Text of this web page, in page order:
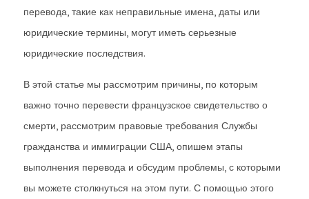
перевода, такие как неправильные имена, даты или
юридические термины, могут иметь серьезные
юридические последствия.
В этой статье мы рассмотрим причины, по которым
важно точно перевести французское свидетельство о
смерти, рассмотрим правовые требования Службы
гражданства и иммиграции США, опишем этапы
выполнения перевода и обсудим проблемы, с которыми
вы можете столкнуться на этом пути. С помощью этого